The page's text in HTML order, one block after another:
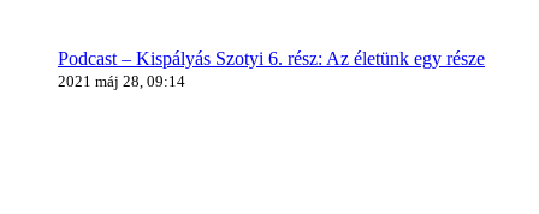
Podcast – Kispályás Szotyi 6. rész: Az életünk egy része
2021 máj 28, 09:14